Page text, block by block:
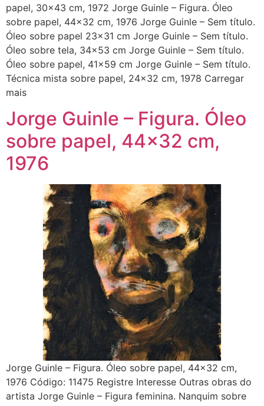
papel, 30×43 cm, 1972 Jorge Guinle – Figura. Óleo
sobre papel, 44×32 cm, 1976 Jorge Guinle – Sem título.
Óleo sobre papel 23×31 cm Jorge Guinle – Sem título.
Óleo sobre tela, 34×53 cm Jorge Guinle – Sem título.
Óleo sobre papel, 41×59 cm Jorge Guinle – Sem título.
Técnica mista sobre papel, 24×32 cm, 1978 Carregar
mais
Jorge Guinle – Figura. Óleo
sobre papel, 44×32 cm,
1976
Jorge Guinle – Figura. Óleo sobre papel, 44×32 cm,
1976 Código: 11475 Registre Interesse Outras obras do
artista Jorge Guinle – Figura feminina. Nanquim sobre